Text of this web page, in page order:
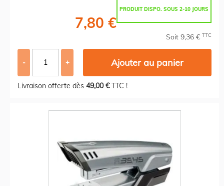
PRODUIT DISPO. SOUS 2-10 JOURS
7,80 €
Soit 9,36 € TTC
- + Ajouter au panier
Livraison offerte dès 49,00 €TTC !